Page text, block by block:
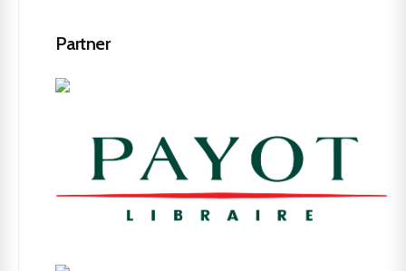
Partner